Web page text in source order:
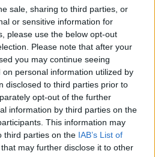
sale, sharing to third parties, or
or sensitive information for
please use the below opt-out
Please note that after your
you may continue seeing
personal information utilized by
disclosed to third parties prior to
opt-out of the further
information by third parties on the
This information may
third parties on the IAB’s List of
that may further disclose it to other
sobrecarga, enquanto o stress
os níveis de cortisol e
cognitivo.
Rodrigues ressalta que não há
digital provoque mudanças
A adaptação observada,
da neuroplasticidade, processo
se reorganizam em
Open 2026”
ATP com
Luca Van Assche
on 07/08/2026
2026” decorreu entre os
Clube de Ténis do Estoril, em